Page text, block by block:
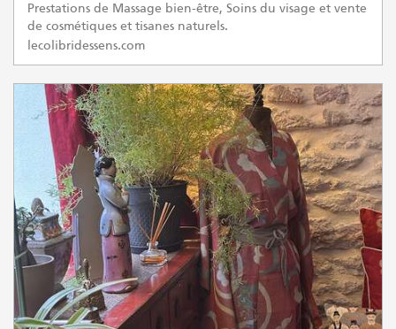
Prestations de Massage bien-être, Soins du visage et vente
de cosmétiques et tisanes naturels.
lecolibridessens.com